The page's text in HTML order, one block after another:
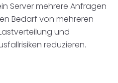
Server mehrere Anfragen
Bedarf von mehreren
und
reduzieren.